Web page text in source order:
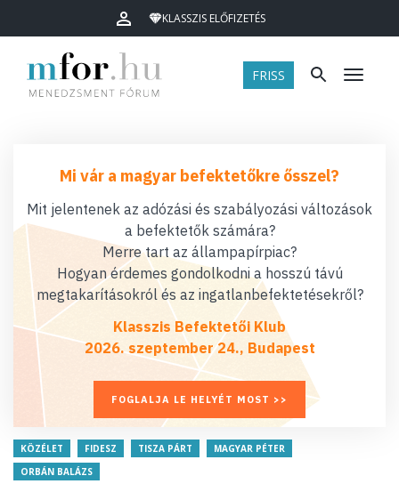
KLASSZIS ELŐFIZETÉS
FRISS Menü
Mi vár a magyar befektetőkre ősszel?
Mit jelentenek az adózási és szabályozási változások
a befektetők számára?
Merre tart az állampapírpiac?
Hogyan érdemes gondolkodni a hosszú távú
megtakarításokról és az ingatlanbefektetésekről?
Klasszis Befektetői Klub
2026. szeptember 24., Budapest
FOGLALJA LE HELYÉT MOST >>
KÖZÉLET FIDESZ TISZA PÁRT
MAGYAR PÉTER
ORBÁN BALÁZS